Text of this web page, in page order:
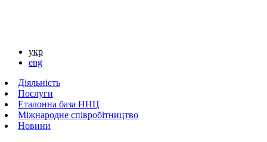
укр
eng
Діяльність
Послуги
Еталонна база ННЦ
Міжнародне співробітництво
Новини